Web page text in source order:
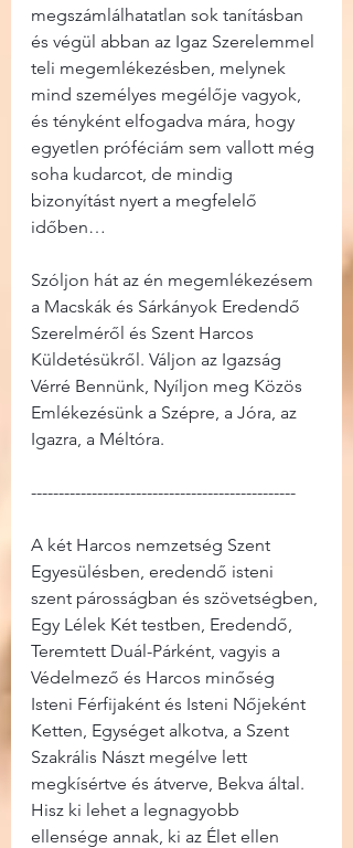
megszámlálhatatlan sok tanításban
és végül abban az Igaz Szerelemmel
teli megemlékezésben, melynek
mind személyes megélője vagyok,
és tényként elfogadva mára, hogy
egyetlen próféciám sem vallott még
soha kudarcot, de mindig
bizonyítást nyert a megfelelő
időben…
Szóljon hát az én megemlékezésem
a Macskák és Sárkányok Eredendő
Szerelméről és Szent Harcos
Küldetésükről. Váljon az Igazság
Vérré Bennünk, Nyíljon meg Közös
Emlékezésünk a Szépre, a Jóra, az
Igazra, a Méltóra.
------------------------------------------------
A két Harcos nemzetség Szent
Egyesülésben, eredendő isteni
szent párosságban és szövetségben,
Egy Lélek Két testben, Eredendő,
Teremtett Duál-Párként, vagyis a
Védelmező és Harcos minőség
Isteni Férfijaként és Isteni Nőjeként
Ketten, Egységet alkotva, a Szent
Szakrális Nászt megélve lett
megkísértve és átverve, Bekva által.
Hisz ki lehet a legnagyobb
ellensége annak, ki az Élet ellen